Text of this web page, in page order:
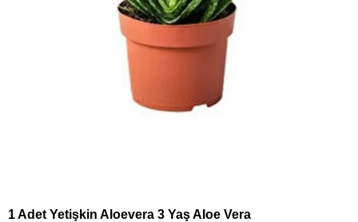
1 Adet Yetişkin Aloevera 3 Yaş Aloe Vera